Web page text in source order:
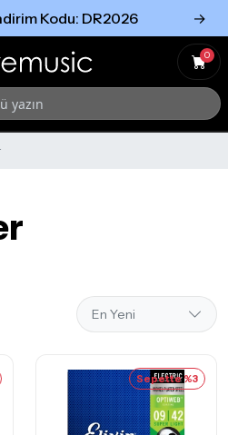
Kodu: DR2026 →
0
Sepette %3
Tümünü Gör
Tümünü gör